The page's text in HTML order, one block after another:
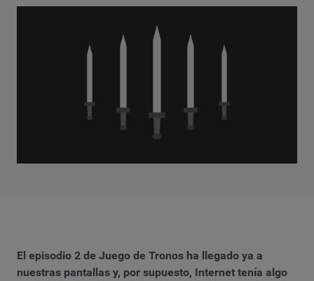
El episodio 2 de Juego de Tronos ha llegado ya a
nuestras pantallas y, por supuesto, Internet tenía algo